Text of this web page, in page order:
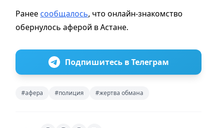
Ранее сообщалось, что онлайн-знакомство
обернулось аферой в Астане.
Подпишитесь в Телеграм
#афера #полиция #жертва обмана